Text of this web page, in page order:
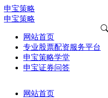
申宝策略
申宝策略
网站首页
专业股票配资服务平台
申宝策略学堂
申宝证券问答
网站首页